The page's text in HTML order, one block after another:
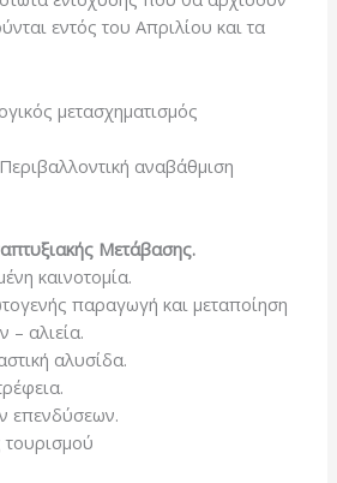
εντός του Απριλίου και τα
μετασχηματισμός
αναβάθμιση
Mετάβασης.
καινοτομία.
παραγωγή και μεταποίηση
– αλιεία.
αλυσίδα.
επενδύσεων.
τουρισμού